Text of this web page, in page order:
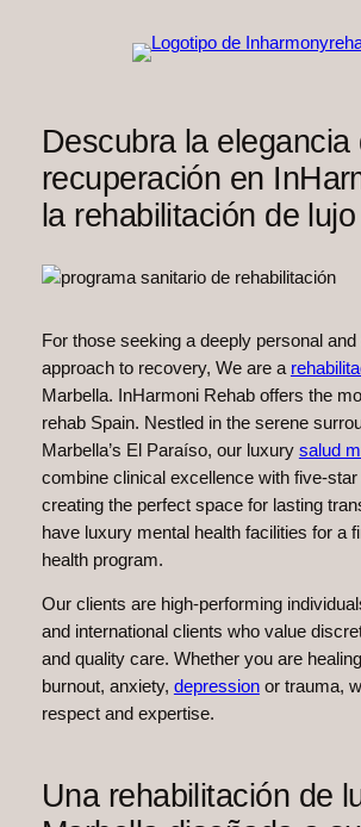
Descubra la elegancia
recuperación en
la rehabilitación de
For those seeking a deeply personal
approach to recovery, We are a
Marbella. InHarmoni Rehab offers the
rehab Spain. Nestled in the serene
Marbella’s El Paraíso, our luxury salud
combine clinical excellence with five-
creating the perfect space for lasting
have luxury mental health facilities for a
health program.
Our clients are high-performing
and international clients who value
and quality care. Whether you are
burnout, anxiety, depressionor trauma,
respect and expertise.
Una rehabilitación de